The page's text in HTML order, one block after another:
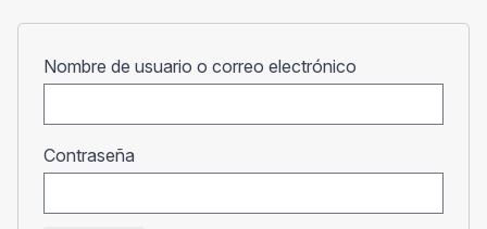
Nombre de usuario o correo electrónico
Contraseña